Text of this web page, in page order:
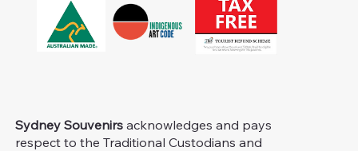
Sydney Souvenirs acknowledges and pays
respect to the Traditional Custodians and